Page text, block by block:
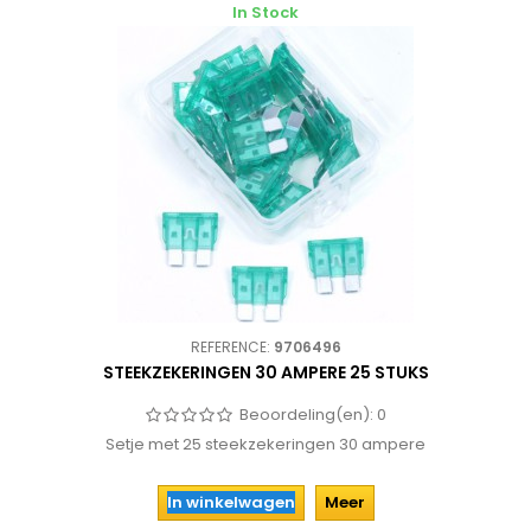
In Stock
REFERENCE: 9706496
STEEKZEKERINGEN 30 AMPERE 25 STUKS
Beoordeling(en): 0
Setje met 25 steekzekeringen 30 ampere
In winkelwagen
Meer